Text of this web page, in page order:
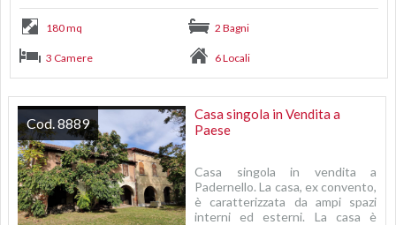
180 mq 2 Bagni
3 Camere 6 Locali
Casa singola in Vendita a
Paese
Casa singola in vendita a
Padernello. La casa, ex convento,
è caratterizzata da ampi spazi
interni ed esterni. La casa è
Cod. 8889